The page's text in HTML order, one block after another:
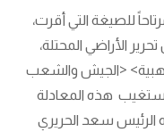
مرتاحاً للصيغة التي أقرت،
الأراضي المحتلة،
<الجيش والشعب
ستغيب هذه المعادلة
الرئيس سعد الحريري